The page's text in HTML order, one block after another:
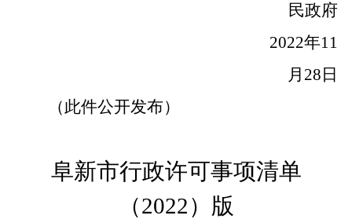
民政府
2022年11
月 28 日
（此件公开发布）
阜新市行政许可事项清单
（2022）版